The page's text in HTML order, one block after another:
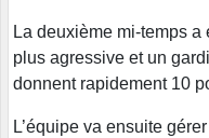
La deuxième mi-temps
plus agressive et un
donnent rapidement 10
L’équipe va ensuite